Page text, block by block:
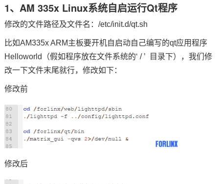
1、AM 335x Linux系统自启运行Qt程序
修改的文件路径及文件名：/etc/init.d/qt.sh
比如AM335x ARM主板要开机自启动自己编写的qt应用程序
Helloworld（假如程序放在文件系统的‘ / ’ 目录下），我们修
改一下文件末尾就行，修改如下：
修改前
修改后